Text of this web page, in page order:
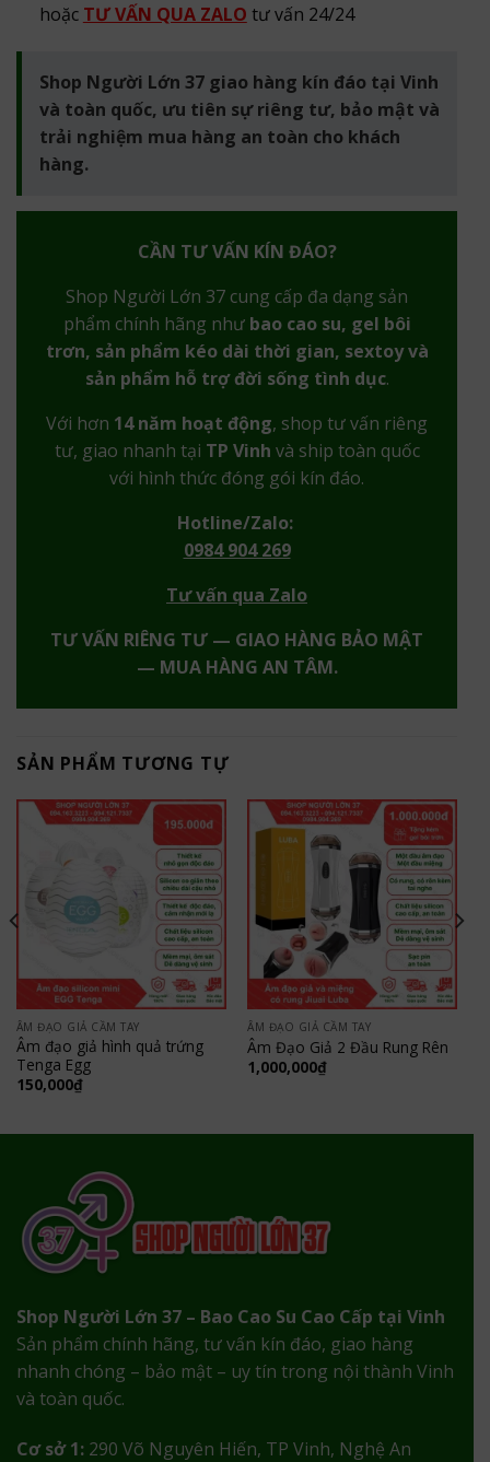
hoặc TƯ VẤN QUA ZALO tư vấn 24/24
Shop Người Lớn 37 giao hàng kín đáo tại Vinh
và toàn quốc, ưu tiên sự riêng tư, bảo mật và
trải nghiệm mua hàng an toàn cho khách
hàng.
CẦN TƯ VẤN KÍN ĐÁO?
Shop Người Lớn 37 cung cấp đa dạng sản
phẩm chính hãng như bao cao su, gel bôi
trơn, sản phẩm kéo dài thời gian, sextoy và
sản phẩm hỗ trợ đời sống tình dục.
Với hơn 14 năm hoạt động, shop tư vấn riêng
tư, giao nhanh tại TP Vinh và ship toàn quốc
với hình thức đóng gói kín đáo.
Hotline/Zalo:
0984 904 269
Tư vấn qua Zalo
TƯ VẤN RIÊNG TƯ — GIAO HÀNG BẢO MẬT
— MUA HÀNG AN TÂM.
SẢN PHẨM TƯƠNG TỰ
ÂM ĐẠO GIẢ CẦM TAY
Âm đạo giả hình quả trứng
Tenga Egg
150,000₫
ÂM ĐẠO GIẢ CẦM TAY
Âm Đạo Giả 2 Đầu Rung Rên
1,000,000₫
Shop Người Lớn 37 – Bao Cao Su Cao Cấp tại Vinh
Sản phẩm chính hãng, tư vấn kín đáo, giao hàng
nhanh chóng – bảo mật – uy tín trong nội thành Vinh
và toàn quốc.
Cơ sở 1: 290 Võ Nguyên Hiến, TP Vinh, Nghệ An